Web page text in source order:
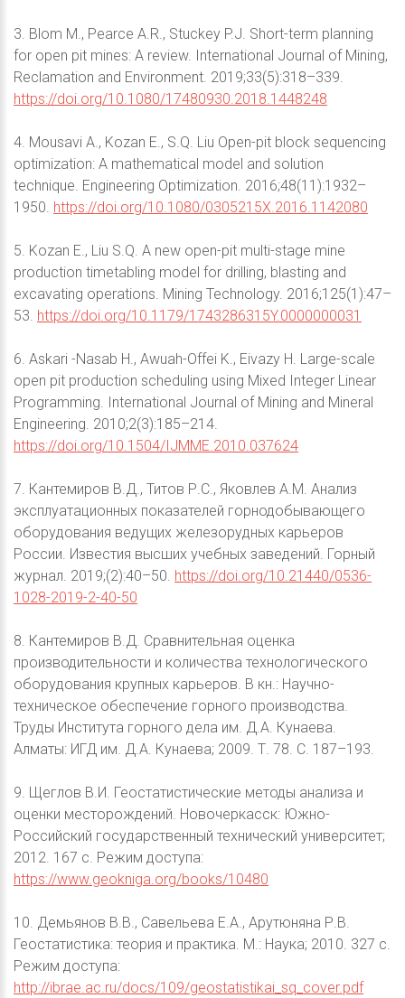
3. Blom M., Pearce A.R., Stuckey P.J. Short-term planning
for open pit mines: A review. International Journal of Mining,
Reclamation and Environment. 2019;33(5):318–339.
https://doi.org/10.1080/17480930.2018.1448248
4. Mousavi A., Kozan E., S.Q. Liu Open-pit block sequencing
optimization: A mathematical model and solution
technique. Engineering Optimization. 2016;48(11):1932–
1950. https://doi.org/10.1080/0305215X.2016.1142080
5. Kozan E., Liu S.Q. A new open-pit multi-stage mine
production timetabling model for drilling, blasting and
excavating operations. Mining Technology. 2016;125(1):47–
53. https://doi.org/10.1179/1743286315Y.0000000031
6. Askari -Nasab H., Awuah-Offei K., Eivazy H. Large-scale
open pit production scheduling using Mixed Integer Linear
Programming. International Journal of Mining and Mineral
Engineering. 2010;2(3):185–214.
https://doi.org/10.1504/IJMME.2010.037624
7. Кантемиров В.Д., Титов Р.С., Яковлев А.М. Анализ
эксплуатационных показателей горнодобывающего
оборудования ведущих железорудных карьеров
России. Известия высших учебных заведений. Горный
журнал. 2019;(2):40–50. https://doi.org/10.21440/0536-
1028-2019-2-40-50
8. Кантемиров В.Д. Сравнительная оценка
производительности и количества технологического
оборудования крупных карьеров. В кн.: Научно-
техническое обеспечение горного производства.
Труды Института горного дела им. Д.А. Кунаева.
Алматы: ИГД им. Д.А. Кунаева; 2009. Т. 78. С. 187–193.
9. Щеглов В.И. Геостатистические методы анализа и
оценки месторождений. Новочеркасск: Южно-
Российский государственный технический университет;
2012. 167 с. Режим доступа:
https://www.geokniga.org/books/10480
10. Демьянов В.В., Савельева Е.А., Арутюняна Р.В.
Геостатистика: теория и практика. М.: Наука; 2010. 327 с.
Режим доступа:
http://ibrae.ac.ru/docs/109/geostatistikai_sq_cover.pdf